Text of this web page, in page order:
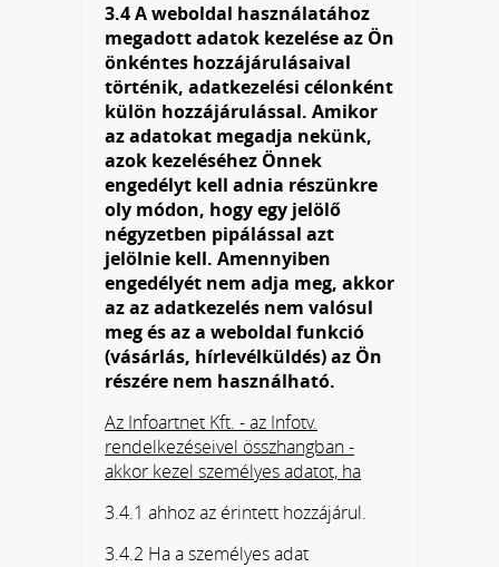
3.4 A weboldal használatához
megadott adatok kezelése az Ön
önkéntes hozzájárulásaival
történik, adatkezelési célonként
külön hozzájárulással. Amikor
az adatokat megadja nekünk,
azok kezeléséhez Önnek
engedélyt kell adnia részünkre
oly módon, hogy egy jelölő
négyzetben pipálással azt
jelölnie kell. Amennyiben
engedélyét nem adja meg, akkor
az az adatkezelés nem valósul
meg és az a weboldal funkció
(vásárlás, hírlevélküldés) az Ön
részére nem használható.
Az Infoartnet Kft. - az Infotv.
rendelkezéseivel összhangban -
akkor kezel személyes adatot, ha
3.4.1 ahhoz az érintett hozzájárul.
3.4.2 Ha a személyes adat